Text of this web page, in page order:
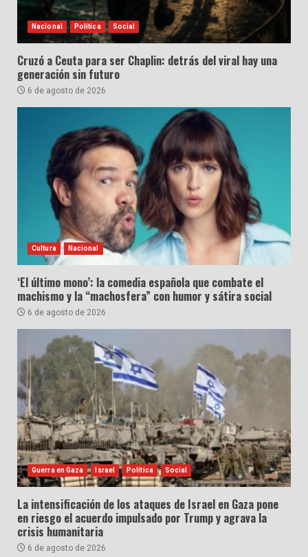
Nacional Política Social
Cruzó a Ceuta para ser Chaplin: detrás del viral hay una
generación sin futuro
6 de agosto de 2026
Cultura Nacional
‘El último mono’: la comedia española que combate el
machismo y la “machosfera” con humor y sátira social
6 de agosto de 2026
Guerra en Gaza Israel Política Social
La intensificación de los ataques de Israel en Gaza pone
en riesgo el acuerdo impulsado por Trump y agrava la
crisis humanitaria
6 de agosto de 2026